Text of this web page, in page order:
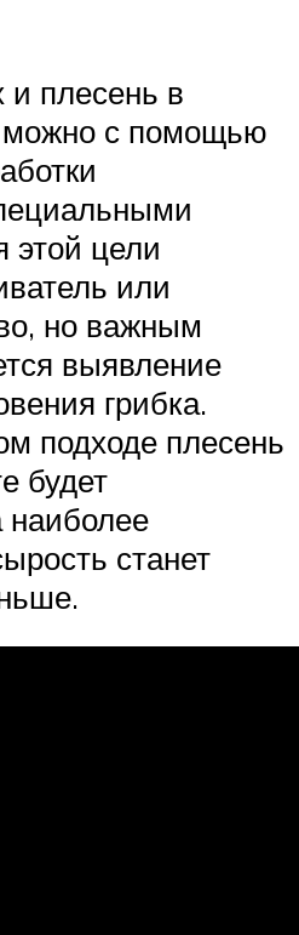
и плесень в
можно с помощью
этой цели
или
но важным
выявление
грибка.
подходе плесень
будет
наиболее
станет